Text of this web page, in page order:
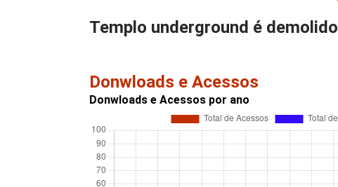
Templo underground é demolido
Donwloads e Acessos
Donwloads e Acessos por ano